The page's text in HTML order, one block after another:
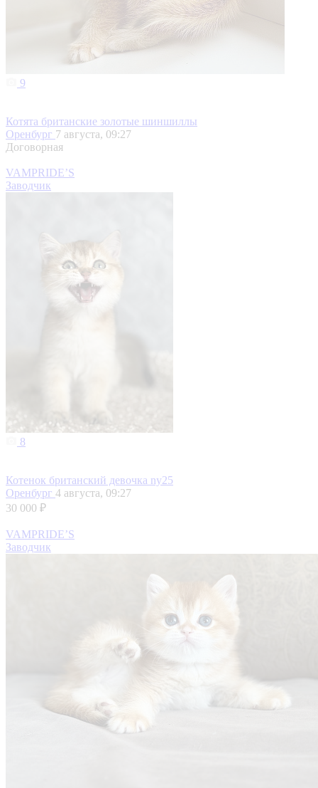
9
Котята британские золотые шиншиллы
Оренбург 7 августа, 09:27
Договорная
VAMPRIDE’S
Заводчик
8
Котенок британский девочка ny25
Оренбург 4 августа, 09:27
30 000 ₽
VAMPRIDE’S
Заводчик